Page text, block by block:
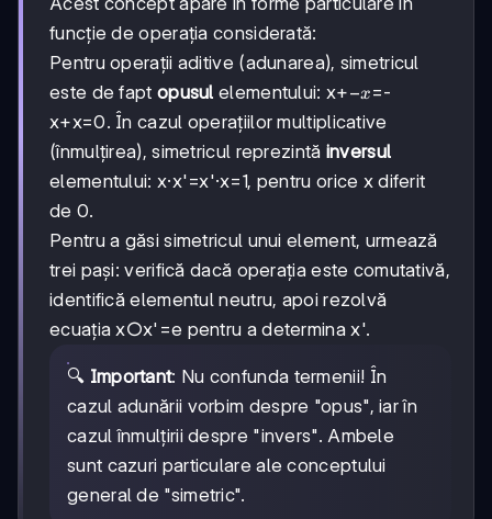
funcție de operația considerată:
Pentru operații aditive (adunarea), simetricul
este de fapt opusul elementului: x+-
x
−x=-
x+x=0. În cazul operațiilor multiplicative
(înmulțirea), simetricul reprezintă inversul
elementului: x·x'=x'·x=1, pentru orice x diferit
de 0.
Pentru a găsi simetricul unui element, urmează
trei pași: verifică dacă operația este comutativă,
identifică elementul neutru, apoi rezolvă
ecuația x○x'=e pentru a determina x'.
🔍 Important: Nu confunda termenii! În
cazul adunării vorbim despre "opus", iar în
cazul înmulțirii despre "invers". Ambele
sunt cazuri particulare ale conceptului
general de "simetric".